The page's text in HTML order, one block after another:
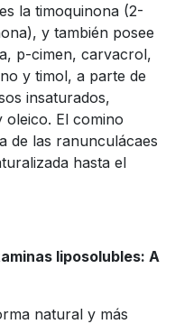
la timoquinona (2-
y también posee
p-cimen, carvacrol,
y timol, a parte de
insaturados,
oleico. El comino
de las ranunculácaes
hasta el
liposolubles: A
natural y más